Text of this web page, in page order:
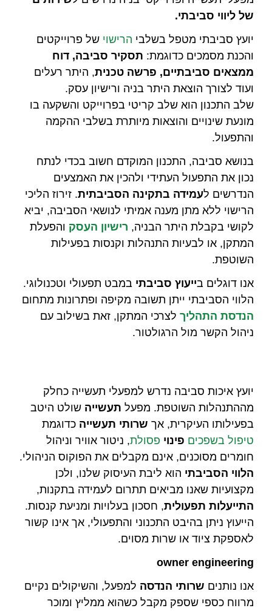
של ליווי סביבתי.
יועץ סביבתי מטפל בשלבי הרישוי של פרוייקטים
והכנת מסמכים כדוגמת: תסקיר סביבה, דוח
ממצאים סביבתיים, פרשה טכנית, היתר רעלים
ועוד לצורך הוצאת היתר בניה ורישיון עסק.
שלב התכנון הוא שלב קריטי בפרוייקט והשקעה בו
מונעת שינויים והוצאות מיותרת בשלבי ההקמה
והתפעול.
בנושא סביבה, התכנון המוקדם חשוב בכדי לנתח
נכון את התפעול העתידי ולהכין את האמצעים
הנדרשים לעמידה בתקינה הסביבתית. זירוז הליכי
הרישוי ללא מתן מענה אמיתי לנושאי הסביבה, יביא
לקושי בקבלת היתר הבניה, רישיון העסק והפעלת
המתקן, או לבעיות התנהלות וקנסות בפעילות
השוטפת.
אנו דוגלים בייעוץ סביבתי במבט תפעולי וטכנולוגי.
הלווי הסביבתי ייתן תשובה מקיפה ופתרונות מתחום
הנדסת התהליך לצרכי המתקן, זאת בשילוב עם
ניהול הקשר מול הרגולטור.
יועץ איכות סביבה נדרש למפעלי תעשייה כחלק
מההתנהלות השוטפת. מפעל תעשייה שולט היטב
בפעילותו העיקרית, אך שרותי תעשייה כדוגמת
טיפול בשפכים פינוי פסולת, ניטור אוויר וניהול
חומרים מסוכנים, אינם מקבלים את הפוקוס הניהולי.
הלווי הסביבתי הוא ליבת העיסוק שלנו, ולכן
מקצועיות שאנו מביאים תתרום לעמידה בתקנות,
התייעלות תפעולית, חסכון בעלויות ומניעת קנסות.
הייעוץ ניתן בהיבט התכנוני והתפעולי, אך אינו קשור
לאספקת ציוד או שרות מסוים.
owner engineering
אנו נותנים שרותי הנדסה למפעל, והשיקולים נקיים
מרווח כספי שספק מקבל כשהוא ממליץ ומוכר